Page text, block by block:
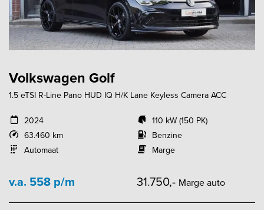
Volkswagen Golf
1.5 eTSI R-Line Pano HUD IQ H/K Lane Keyless Camera ACC
2024
63.460 km
Automaat
110 kW (150 PK)
Benzine
Marge
v.a. 558 p/m 31.750,- Marge auto